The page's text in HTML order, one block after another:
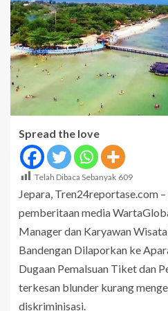
Spread the love
Telah Dibaca Sebanyak 609
Jepara, Tren24reportase.com
pemberitaan media
Manager dan Karyawan
Bandengan Dilaporkan ke
Dugaan Pemalsuan Tiket dan
terkesan blunder kurang
diskriminisasi.